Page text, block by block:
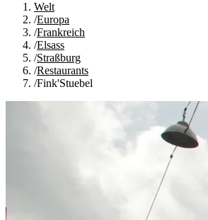
Welt
/Europa
/Frankreich
/Elsass
/Straßburg
/Restaurants
/Fink'Stuebel